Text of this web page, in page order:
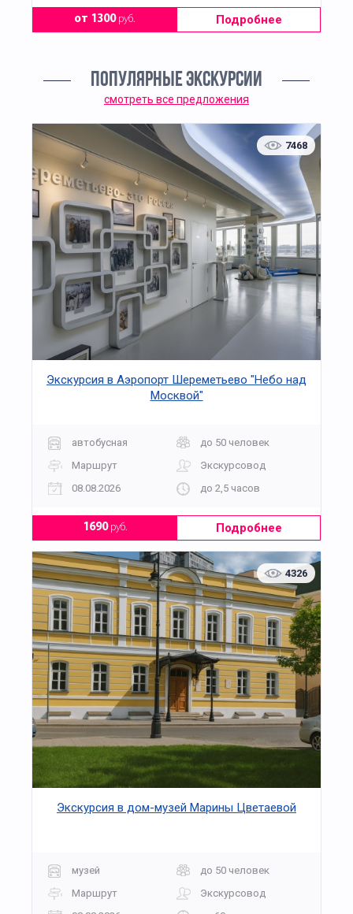
от 1300руб. Подробнее
ПОПУЛЯРНЫЕ ЭКСКУРСИИ
смотреть все предложения
7468
Экскурсия в Аэропорт Шереметьево "Небо над
Москвой"
автобусная
до 50 человек
Маршрут
Экскурсовод
08.08.2026
до 2,5 часов
1690руб. Подробнее
4326
Экскурсия в дом-музей Марины Цветаевой
музей
до 50 человек
Маршрут
Экскурсовод